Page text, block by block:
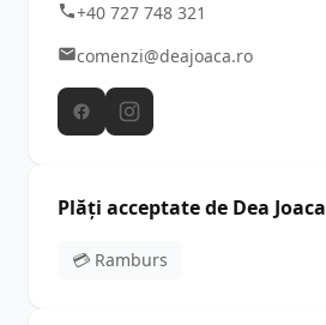
+40 727 748 321
comenzi@deajoaca.ro
Plăți acceptate de Dea Joaca
💳 Ramburs